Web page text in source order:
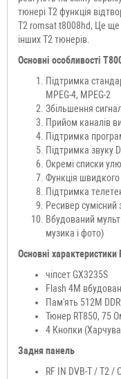
тюнері Т2 функція
Т2 romsat t8008hd, Це
інших Т2 тюнерів.
Основні особливості
Підтримка
MPEG-4, MPEG-2
Збільшення
Прийом каналів
Підтримка
Підтримка звуку
Окремі списки
Функція
Підтримка
Ресивер сумісний
Вбудований
музика і фото)
Основні характеристики
чіпсет GX3235S
Flash 4M
Пам'ять 512M
Тюнер RT850, 75
4 Кнопки
Задня панель
RF IN DVB-T / T2 /